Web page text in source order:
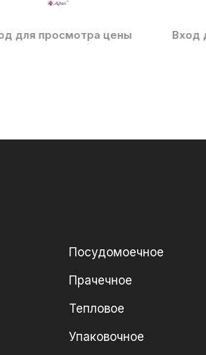
для просмотра цены Вход
Посудомоечное
Прачечное
Тепловое
Упаковочное